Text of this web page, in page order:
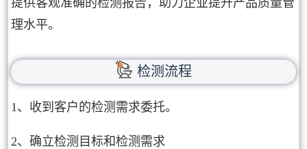
提供客观准确的检测报告，助力企业提升产品质量管
理水平。
检测流程
1、收到客户的检测需求委托。
2、确立检测目标和检测需求